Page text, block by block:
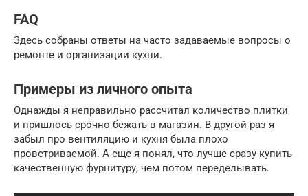
FAQ
Здесь собраны ответы на часто задаваемые вопросы о
ремонте и организации кухни.
Примеры из личного опыта
Однажды я неправильно рассчитал количество плитки
и пришлось срочно бежать в магазин. В другой раз я
забыл про вентиляцию и кухня была плохо
проветриваемой. А еще я понял, что лучше сразу купить
качественную фурнитуру, чем потом переделывать.